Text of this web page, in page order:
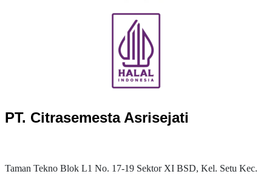
PT. Citrasemesta Asrisejati
Taman Tekno Blok L1 No. 17-19 Sektor XI BSD, Kel. Setu Kec.